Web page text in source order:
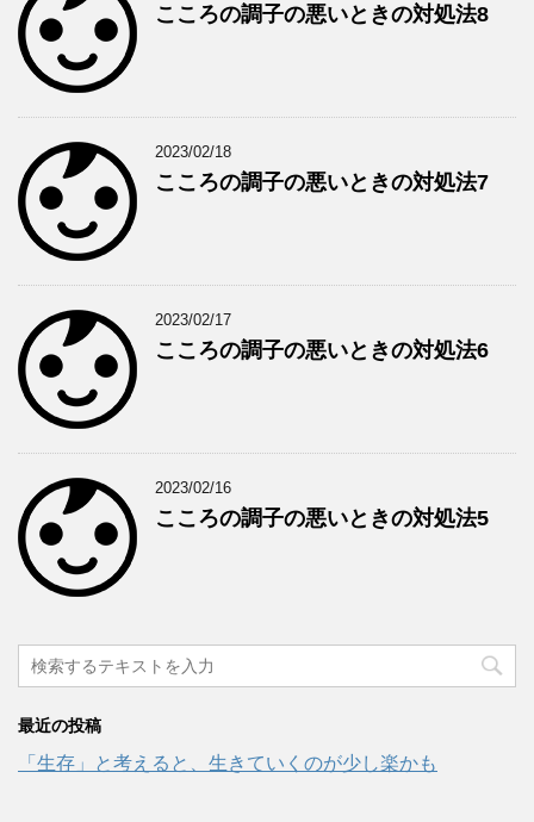
こころの調子の悪いときの対処法8
2023/02/18
こころの調子の悪いときの対処法7
2023/02/17
こころの調子の悪いときの対処法6
2023/02/16
こころの調子の悪いときの対処法5
最近の投稿
「生存」と考えると、生きていくのが少し楽かも